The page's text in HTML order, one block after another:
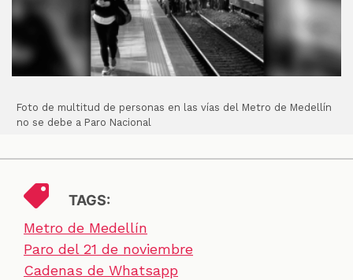
Foto de multitud de personas en las vías del Metro de Medellín
no se debe a Paro Nacional
TAGS:
Metro de Medellín
Paro del 21 de noviembre
Cadenas de Whatsapp